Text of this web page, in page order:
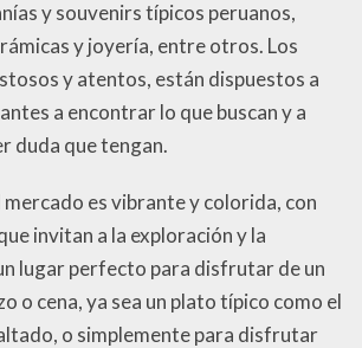
y souvenirs típicos peruanos,
y joyería, entre otros. Los
y atentos, están dispuestos a
a encontrar lo que buscan y a
duda que tengan.
es vibrante y colorida, con
invitan a la exploración y la
lugar perfecto para disfrutar de un
o cena, ya sea un plato típico como el
o simplemente para disfrutar